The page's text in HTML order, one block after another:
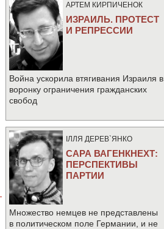
АРТЕМ КИРПИЧЕНОК
ИЗРАИЛЬ. ПРОТЕСТ
И РЕПРЕССИИ
Война ускорила втягивания Израиля в
воронку ограничения гражданских
свобод
IЛЛЯ ДЕРЕВ`ЯНКО
САРА ВАГЕНКНЕХТ:
ПЕРСПЕКТИВЫ
ПАРТИИ
Множество немцев не представлены
в политическом поле Германии, и не